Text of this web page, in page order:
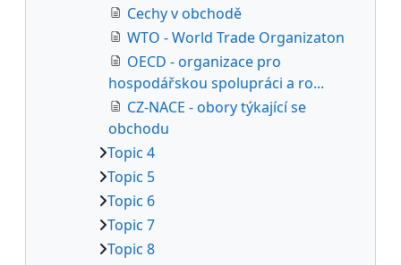
Cechy v obchodě
WTO - World Trade Organizaton
OECD - organizace pro
hospodářskou spolupráci a ro...
CZ-NACE - obory týkající se
obchodu
Topic 4
Topic 5
Topic 6
Topic 7
Topic 8